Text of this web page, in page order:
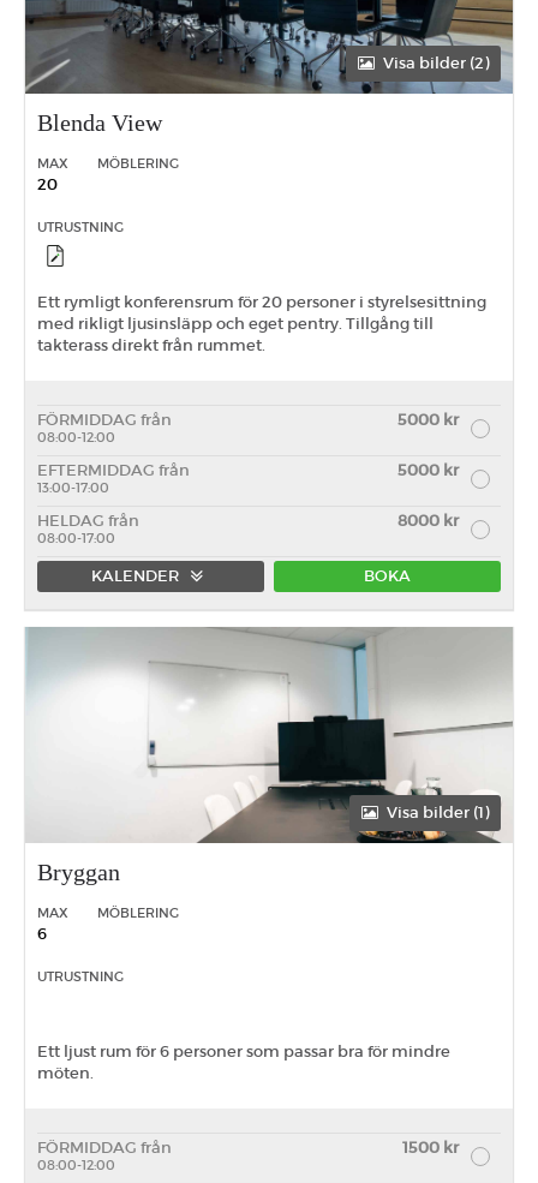
Visa bilder (2)
Blenda View
MAX
20
MÖBLERING
UTRUSTNING
Ett rymligt konferensrum för 20 personer i styrelsesittning
med rikligt ljusinsläpp och eget pentry. Tillgång till
takterass direkt från rummet.
FÖRMIDDAG från 5000 kr
08:00-12:00
EFTERMIDDAG från 5000 kr
13:00-17:00
HELDAG från 8000 kr
08:00-17:00
KALENDER BOKA
Förmiddag Eftermiddag
Visa bilder (1)
Bryggan
MAX
6
MÖBLERING
UTRUSTNING
Ett ljust rum för 6 personer som passar bra för mindre
möten.
FÖRMIDDAG från 1500 kr
08:00-12:00